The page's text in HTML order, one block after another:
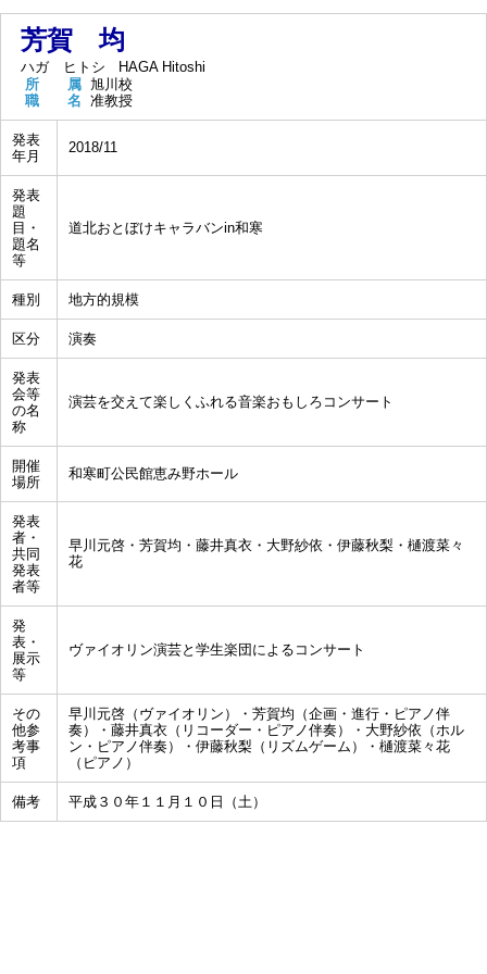
芳賀 均
ハガ ヒトシ
HAGA Hitoshi
所 属 旭川校
職 名 准教授
発表
年月
2018/11
発表
題
目・
題名
等
道北おとぼけキャラバンin和寒
種別 地方的規模
区分 演奏
発表
会等
の名
称
演芸を交えて楽しくふれる音楽おもしろコンサート
開催
場所
和寒町公民館恵み野ホール
発表
者・
共同
発表
者等
早川元啓・芳賀均・藤井真衣・大野紗依・伊藤秋梨・樋渡菜々
花
発
表・
展示
等
ヴァイオリン演芸と学生楽団によるコンサート
その
他参
考事
項
早川元啓（ヴァイオリン）・芳賀均（企画・進行・ピアノ伴
奏）・藤井真衣（リコーダー・ピアノ伴奏）・大野紗依（ホル
ン・ピアノ伴奏）・伊藤秋梨（リズムゲーム）・樋渡菜々花
（ピアノ）
備考 平成３０年１１月１０日（土）